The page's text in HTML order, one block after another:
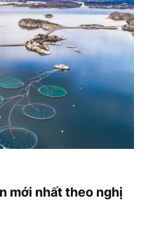
mới nhất theo nghị